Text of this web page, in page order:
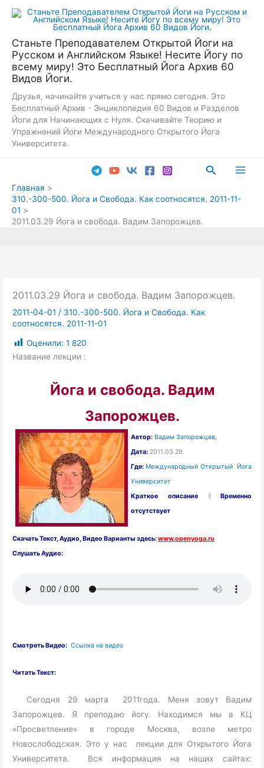
Перейти
Станьте Преподавателем Открытой Йоги на
Русском и Английском Языке! Несите Йогу по
всему миру! Это Бесплатный Йога Архив 60
Видов Йоги.
Друзья, начинайте учиться у нас прямо сегодня. Это
Бесплатный Архив - Энциклопедия 60 Видов и Разделов
Йоги для Начинающих с Нуля. Скачивайте Теорию и
Упражнений Йоги Международного Открытого Йога
Университета.
Поиск
Главная
310.-300-500. Йога и Свобода. Как соотносятся. 2011-11-
01
2011.03.29 Йога и cвобода. Вадим Запорожцев.
2011.03.29 Йога и cвобода. Вадим Запорожцев.
2011-04-01 / 310.-300-500. Йога и Свобода. Как
соотносятся. 2011-11-01
Оценили: 1 820
Название лекции :
Йога и свобода. Вадим
Запорожцев.
Автор: Вадим Запорожцев,
Дата: 2011.03.29.
Где: Международный Открытый Йога
Университет
Краткое описание : Временно
отсутствует
СкачатьТекст,Аудио, Видео Варианты здесь:www.openyoga.ru
Слушать Аудио:
Смотреть Видео:Ссылка на видео
Читать Текст:
Сегодня 29 марта 2011года. Меня зовут Вадим
Запорожцев. Я преподаю йогу. Находимся мы в КЦ
«Просветление» в городе Москва, возле метро
Новослободская. Это у нас лекции для Открытого Йога
Университета. Вся информация на наших сайтах: